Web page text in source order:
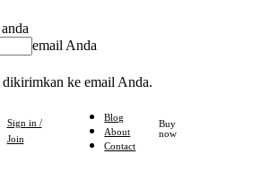
email Anda
dikirimkan ke email Anda.
Sign in /
Join
Blog
About
Contact
Buy
now